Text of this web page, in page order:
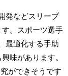
発などスリープ
。スポーツ選手
最適化する手助
味があります。
ができそうです